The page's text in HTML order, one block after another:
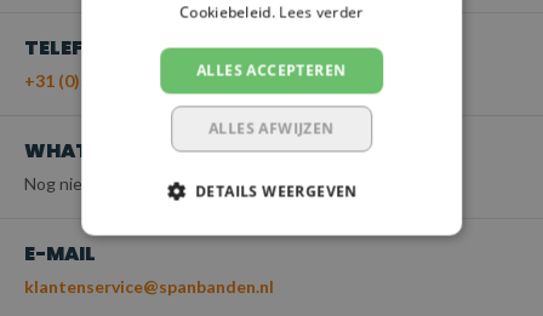
TELEFOON
+31 (0)55 - 203 21 43
WHATSAPP
Nog niet beschikbaar
E-MAIL
klantenservice@spanbanden.nl
Cookiebeleid. Lees verder
ALLES ACCEPTEREN
ALLES AFWIJZEN
DETAILS WEERGEVEN